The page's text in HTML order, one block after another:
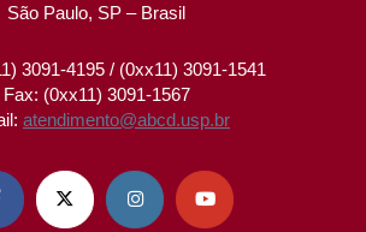
São Paulo, SP – Brasil
3091-4195 / (0xx11) 3091-1541
Fax: (0xx11) 3091-1567
atendimento@abcd.usp.br
  